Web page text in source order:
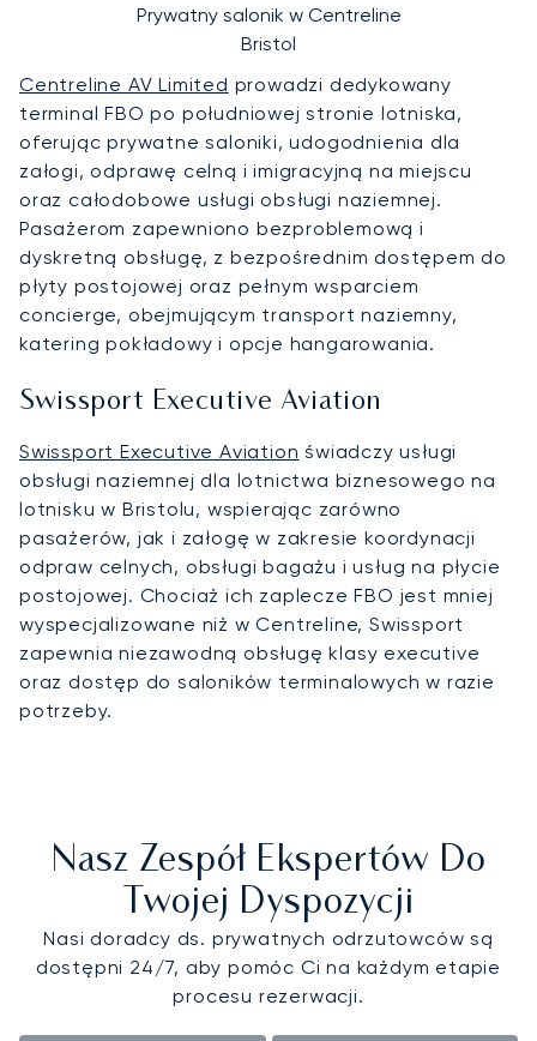
Prywatny salonik w Centreline
Bristol
Centreline AV Limited prowadzi dedykowany
terminal FBO po południowej stronie lotniska,
oferując prywatne saloniki, udogodnienia dla
załogi, odprawę celną i imigracyjną na miejscu
oraz całodobowe usługi obsługi naziemnej.
Pasażerom zapewniono bezproblemową i
dyskretną obsługę, z bezpośrednim dostępem do
płyty postojowej oraz pełnym wsparciem
concierge, obejmującym transport naziemny,
katering pokładowy i opcje hangarowania.
Swissport Executive Aviation
Swissport Executive Aviation świadczy usługi
obsługi naziemnej dla lotnictwa biznesowego na
lotnisku w Bristolu, wspierając zarówno
pasażerów, jak i załogę w zakresie koordynacji
odpraw celnych, obsługi bagażu i usług na płycie
postojowej. Chociaż ich zaplecze FBO jest mniej
wyspecjalizowane niż w Centreline, Swissport
zapewnia niezawodną obsługę klasy executive
oraz dostęp do saloników terminalowych w razie
potrzeby.
Nasz Zespół Ekspertów Do
Twojej Dyspozycji
Nasi doradcy ds. prywatnych odrzutowców są
dostępni 24/7, aby pomóc Ci na każdym etapie
procesu rezerwacji.